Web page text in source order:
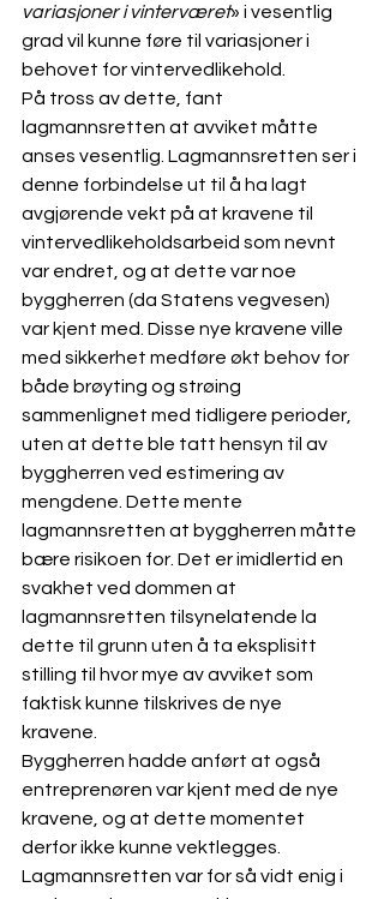
variasjoner i vinterværet» i vesentlig
grad vil kunne føre til variasjoner i
behovet for vintervedlikehold.
På tross av dette, fant
lagmannsretten at avviket måtte
anses vesentlig. Lagmannsretten ser i
denne forbindelse ut til å ha lagt
avgjørende vekt på at kravene til
vintervedlikeholdsarbeid som nevnt
var endret, og at dette var noe
byggherren (da Statens vegvesen)
var kjent med. Disse nye kravene ville
med sikkerhet medføre økt behov for
både brøyting og strøing
sammenlignet med tidligere perioder,
uten at dette ble tatt hensyn til av
byggherren ved estimering av
mengdene. Dette mente
lagmannsretten at byggherren måtte
bære risikoen for. Det er imidlertid en
svakhet ved dommen at
lagmannsretten tilsynelatende la
dette til grunn uten å ta eksplisitt
stilling til hvor mye av avviket som
faktisk kunne tilskrives de nye
kravene.
Byggherren hadde anført at også
entreprenøren var kjent med de nye
kravene, og at dette momentet
derfor ikke kunne vektlegges.
Lagmannsretten var for så vidt enig i